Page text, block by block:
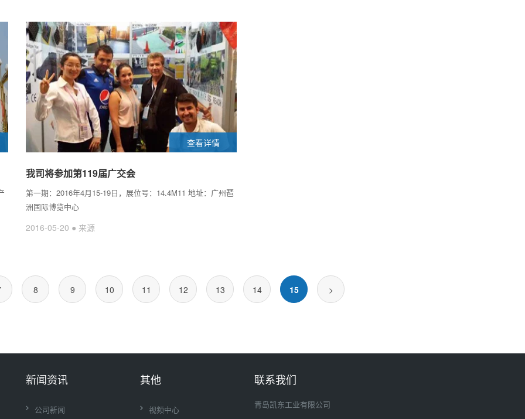
查看详情
我司将参加第119届广交会
第一期：2016年4月15-19日，展位号：14.4M11 地址：广州琶
洲国际博览中心
2016-05-20 ● 来源
8 9 10 11 12 13 14 15 >
新闻资讯
公司新闻
其他
视频中心
联系我们
青岛凯东工业有限公司